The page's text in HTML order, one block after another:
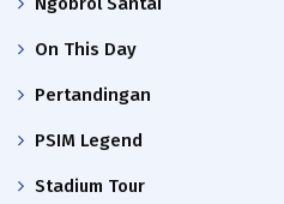
On This Day
Pertandingan
PSIM Legend
Stadium Tour